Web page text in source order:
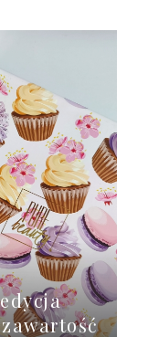
zawartość